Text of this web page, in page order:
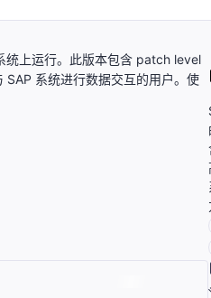
统上运行。此版本包含 patch level
系统进行数据交互的用户。使